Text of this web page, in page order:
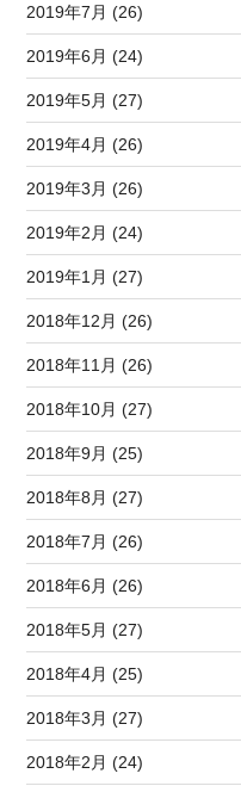
2019年7月 (26)
2019年6月 (24)
2019年5月 (27)
2019年4月 (26)
2019年3月 (26)
2019年2月 (24)
2019年1月 (27)
2018年12月 (26)
2018年11月 (26)
2018年10月 (27)
2018年9月 (25)
2018年8月 (27)
2018年7月 (26)
2018年6月 (26)
2018年5月 (27)
2018年4月 (25)
2018年3月 (27)
2018年2月 (24)